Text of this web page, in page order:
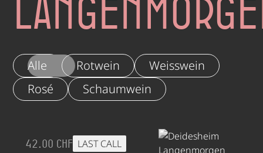
Alle Rotwein
Weisswein
Rosé
Schaumwein
42.00 CHF LAST CALL